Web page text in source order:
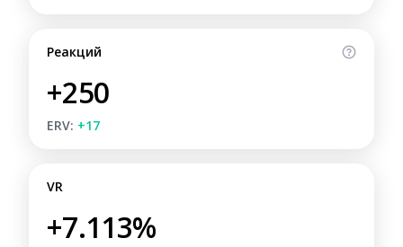
Реакций
+250
ERV: +17
VR
+7.113%